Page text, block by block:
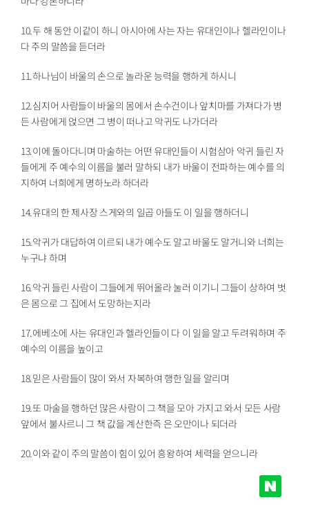
10.두 해 동안 이같이 하니 아시아에 사는 자는 유대인이나 헬라인이나
다 주의 말씀을 듣더라
11.하나님이 바울의 손으로 놀라운 능력을 행하게 하시니
12.심지어 사람들이 바울의 몸에서 손수건이나 앞치마를 가져다가 병
든 사람에게 얹으면 그 병이 떠나고 악귀도 나가더라
13.이에 돌아다니며 마술하는 어떤 유대인들이 시험삼아 악귀 들린 자
들에게 주 예수의 이름을 불러 말하되 내가 바울이 전파하는 예수를 의
지하여 너희에게 명하노라 하더라
14.유대의 한 제사장 스게와의 일곱 아들도 이 일을 행하더니
15.악귀가 대답하여 이르되 내가 예수도 알고 바울도 알거니와 너희는
누구냐 하며
16.악귀 들린 사람이 그들에게 뛰어올라 눌러 이기니 그들이 상하여 벗
은 몸으로 그 집에서 도망하는지라
17.에베소에 사는 유대인과 헬라인들이 다 이 일을 알고 두려워하며 주
예수의 이름을 높이고
18.믿은 사람들이 많이 와서 자복하여 행한 일을 알리며
19.또 마술을 행하던 많은 사람이 그 책을 모아 가지고 와서 모든 사람
앞에서 불사르니 그 책 값을 계산한즉 은 오만이나 되더라
20.이와 같이 주의 말씀이 힘이 있어 흥왕하여 세력을 얻으니라